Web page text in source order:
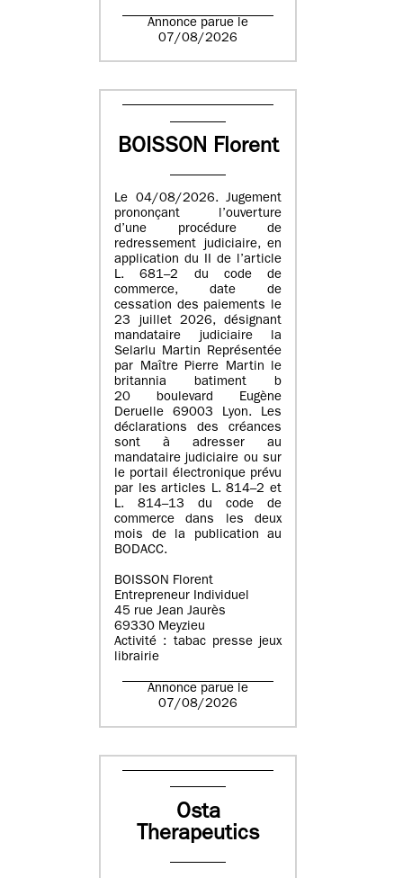
Annonce parue le
07/08/2026
BOISSON Florent
Le 04/08/2026. Jugement
prononçant l’ouverture
d’une procédure de
redressement judiciaire, en
application du II de l’article
L. 681–2 du code de
commerce, date de
cessation des paiements le
23 juillet 2026, désignant
mandataire judiciaire la
Selarlu Martin Représentée
par Maître Pierre Martin le
britannia batiment b
20 boulevard Eugène
Deruelle 69003 Lyon. Les
déclarations des créances
sont à adresser au
mandataire judiciaire ou sur
le portail électronique prévu
par les articles L. 814–2 et
L. 814–13 du code de
commerce dans les deux
mois de la publication au
BODACC.
BOISSON Florent
Entrepreneur Individuel
45 rue Jean Jaurès
69330 Meyzieu
Activité : tabac presse jeux
librairie
Annonce parue le
07/08/2026
Osta
Therapeutics